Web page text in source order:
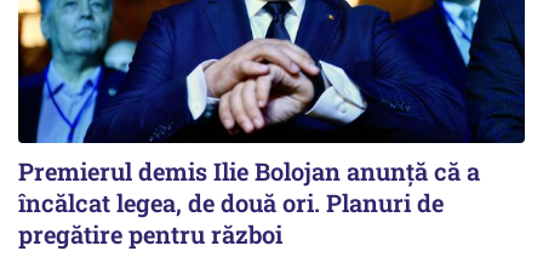
Premierul demis Ilie Bolojan anunță că a
încălcat legea, de două ori. Planuri de
pregătire pentru război